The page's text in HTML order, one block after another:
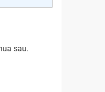
sau.